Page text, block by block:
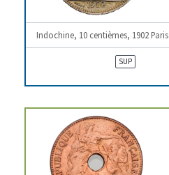
Indochine, 10 centièmes, 1902 Paris
SUP